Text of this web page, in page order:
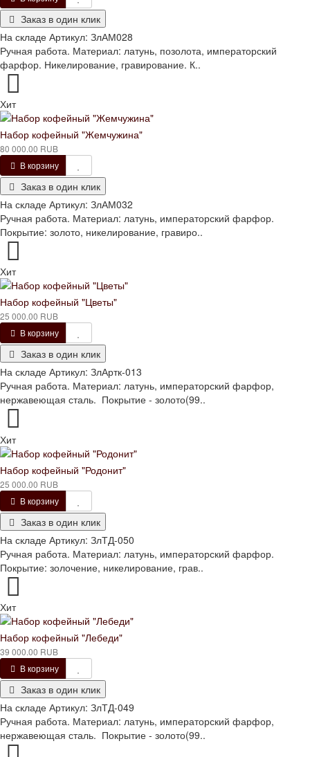
Заказ в один клик
На складе Артикул: ЗлАМ028
Ручная работа. Материал: латунь, позолота, императорский
фарфор. Никелирование, гравирование. К..
Хит
Набор кофейный "Жемчужина"
80 000.00 RUB
В корзину
Заказ в один клик
На складе Артикул: ЗлАМ032
Ручная работа. Материал: латунь, императорский фарфор.
Покрытие: золото, никелирование, гравиро..
Хит
Набор кофейный "Цветы"
25 000.00 RUB
В корзину
Заказ в один клик
На складе Артикул: ЗлАртк-013
Ручная работа. Материал: латунь, императорский фарфор,
нержавеющая сталь. Покрытие - золото(99..
Хит
Набор кофейный "Родонит"
25 000.00 RUB
В корзину
Заказ в один клик
На складе Артикул: ЗлТД-050
Ручная работа. Материал: латунь, императорский фарфор.
Покрытие: золочение, никелирование, грав..
Хит
Набор кофейный "Лебеди"
39 000.00 RUB
В корзину
Заказ в один клик
На складе Артикул: ЗлТД-049
Ручная работа. Материал: латунь, императорский фарфор,
нержавеющая сталь. Покрытие - золото(99..